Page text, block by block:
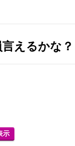
えるかな？
示